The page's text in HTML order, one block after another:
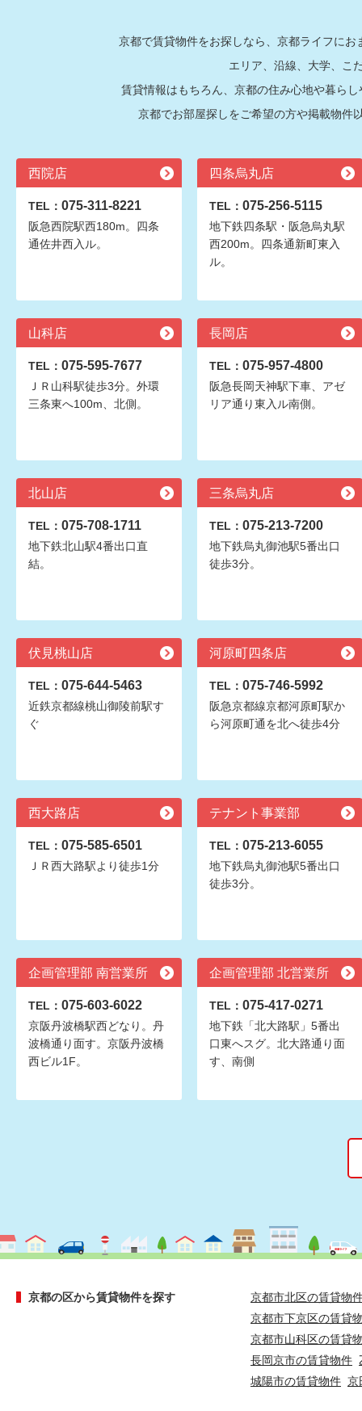
京都で賃貸物件をお探しなら、京都ライフに
エリア、沿線、大学、こ
賃貸情報はもちろん、京都の住み心地や暮ら
京都でお部屋探しをご希望の方や掲載物件
西院店
TEL： 075-311-8221
阪急西院駅西180m。四条
通佐井西入ル。
四条烏丸店
TEL： 075-256-5115
地下鉄四条駅・阪急烏丸駅
西200m。四条通新町東入
ル。
山科店
TEL： 075-595-7677
ＪＲ山科駅徒歩3分。外環
三条東へ100m、北側。
長岡店
TEL： 075-957-4800
阪急長岡天神駅下車、アゼ
リア通り東入ル南側。
北山店
TEL： 075-708-1711
地下鉄北山駅4番出口直
結。
三条烏丸店
TEL： 075-213-7200
地下鉄烏丸御池駅5番出口
徒歩3分。
伏見桃山店
TEL： 075-644-5463
近鉄京都線桃山御陵前駅す
ぐ
河原町四条店
TEL： 075-746-5992
阪急京都線京都河原町駅か
ら河原町通を北へ徒歩4分
西大路店
TEL： 075-585-6501
ＪＲ西大路駅より徒歩1分
テナント事業部
TEL： 075-213-6055
地下鉄烏丸御池駅5番出口
徒歩3分。
企画管理部 南営業所
TEL： 075-603-6022
京阪丹波橋駅西どなり。丹
波橋通り面す。京阪丹波橋
西ビル1F。
企画管理部 北営業所
TEL： 075-417-0271
地下鉄「北大路駅」5番出
口東へスグ。北大路通り面
す、南側
京都の区から賃貸物件を探す
京都市北区の賃貸物
京都市下京区の賃貸
京都市山科区の賃貸
長岡京市の賃貸物件
城陽市の賃貸物件 京